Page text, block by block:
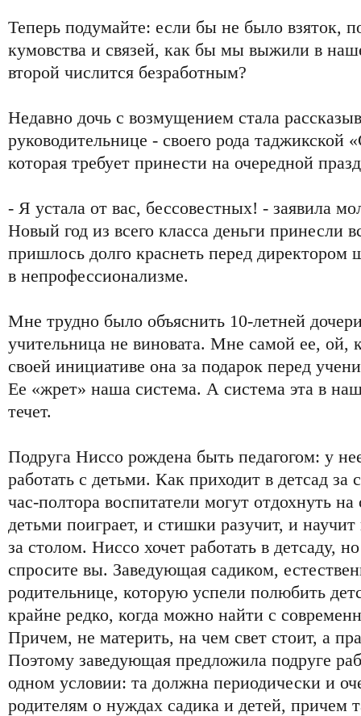
Теперь подумайте: если бы не было взяток,
кумовства и связей, как бы мы выжили в
второй числится безработным?
Недавно дочь с возмущением стала
руководительнице - своего рода таджикской
которая требует принести на очередной
- Я устала от вас, бессовестных! - заявила
Новый год из всего класса деньги принесли
пришлось долго краснеть перед директором
в непрофессионализме.
Мне трудно было объяснить 10-летней
учительница не виновата. Мне самой ее, ой,
своей инициативе она за подарок перед
Ее «жрет» наша система. А система эта в
течет.
Подруга Ниссо рождена быть педагогом: у
работать с детьми. Как приходит в детсад за
час-полтора воспитатели могут отдохнуть
детьми поиграет, и стишки разучит, и научит
за столом. Ниссо хочет работать в детсаду,
спросите вы. Заведующая садиком,
родительнице, которую успели полюбить
крайне редко, когда можно найти с
Причем, не материть, на чем свет стоит, а
Поэтому заведующая предложила подруге
одном условии: та должна периодически и
родителям о нуждах садика и детей, причем